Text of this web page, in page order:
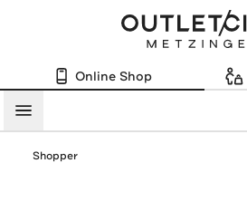
Online Shop
Menü
Shopper